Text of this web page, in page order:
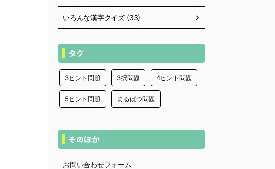
いろんな漢字クイズ (33)
タグ
3ヒント問題 3択問題 4ヒント問題
5ヒント問題 まるばつ問題
そのほか
お問い合わせフォーム